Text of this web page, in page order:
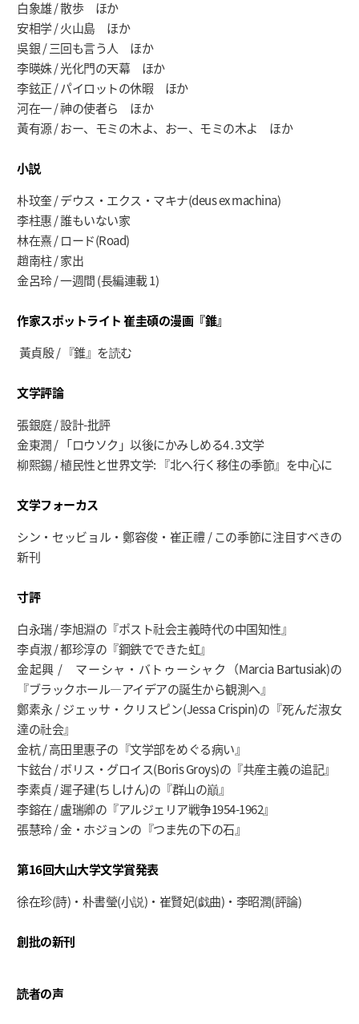
白象雄 / 散歩 ほか
安相学 / 火山島 ほか
吳銀 / 三回も言う人 ほか
李暎姝 / 光化門の天幕 ほか
李鉉正 / パイロットの休暇 ほか
河在一 / 神の使者ら ほか
黃有源 / おー、モミの木よ、おー、モミの木よ ほか
小説
朴玟奎 / デウス・エクス・マキナ(deus ex machina)
李柱惠 / 誰もいない家
林在熹 / ロード(Road)
趙南柱 / 家出
金呂玲 / 一週間 (長編連載 1)
作家スポットライト崔圭碩の漫画『錐』
黃貞殷 / 『錐』を読む
文学評論
張銀庭 / 設計-批評
金東潤 / 「ロウソク」以後にかみしめる4․3文学
柳熙錫 / 植民性と世界文学: 『北へ行く移住の季節』を中心に
文学フォーカス
シン・セッビョル・鄭容俊・崔正禮 / この季節に注目すべきの
新刊
寸評
白永瑞 / 李旭淵の『ポスト社会主義時代の中国知性』
李貞淑 / 都珍淳の『鋼鉄でできた虹』
金起興 / マーシャ・バトゥーシャク（Marcia Bartusiak)の
『ブラックホール―アイデアの誕生から観測へ』
鄭素永 / ジェッサ・クリスピン(Jessa Crispin)の『死んだ淑女
達の社会』
金杭 / 高田里惠子の『文学部をめぐる病い』
卞鉉台 / ボリス・グロイス(Boris Groys)の『共産主義の追記』
李素貞 / 遲子建(ちしけん)の『群山の巔』
李鎔在 / 盧瑞卿の『アルジェリア戦争1954-1962』
張慧玲 / 金・ホジョンの『つま先の下の石』
第16回大山大学文学賞発表
徐在珍(詩)・朴書瑩(小説)・崔賢妃(戯曲)・李昭潤(評論)
創批の新刊
読者の声